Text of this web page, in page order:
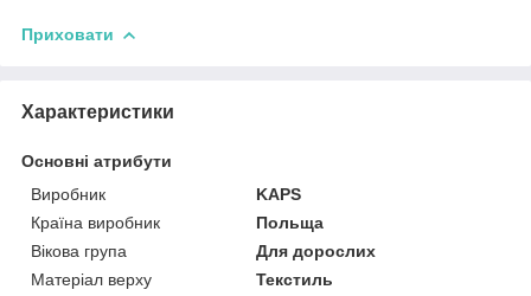
Приховати
Характеристики
Основні атрибути
Виробник
KAPS
Країна виробник
Польща
Вікова група
Для дорослих
Матеріал верху
Текстиль